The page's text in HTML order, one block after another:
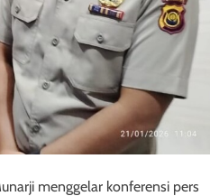
menggelar konferensi pers